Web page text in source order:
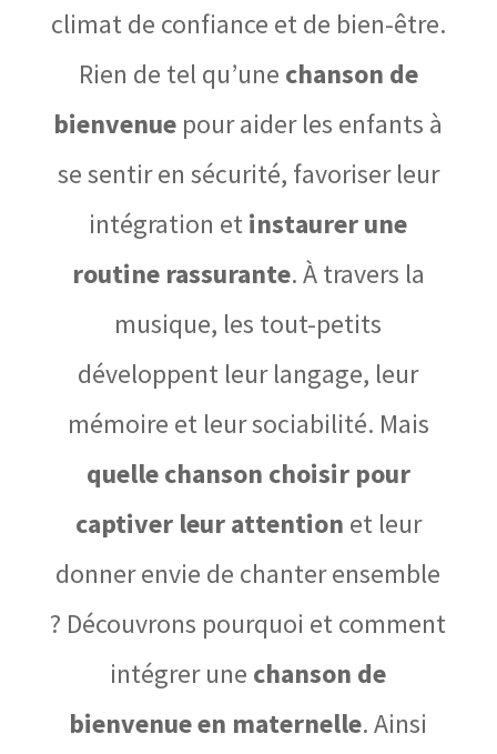
climat de confiance et de bien-être.
Rien de tel qu’une chanson de
bienvenue pour aider les enfants à
se sentir en sécurité, favoriser leur
intégration etinstaurer une
routine rassurante. À travers la
musique, les tout-petits
développent leur langage, leur
mémoire et leur sociabilité. Mais
quelle chanson choisir pour
captiver leur attention et leur
donner envie de chanter ensemble
? Découvrons pourquoi et comment
intégrer une chanson de
bienvenue en maternelle. Ainsi